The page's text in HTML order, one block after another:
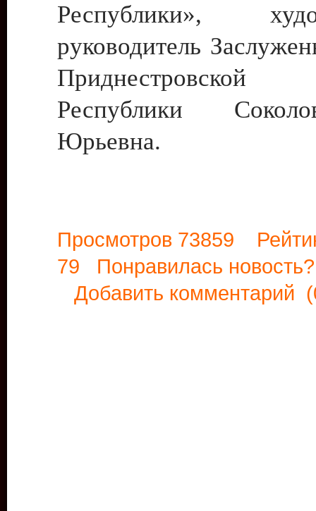
Республики»,
руководитель
Приднестровской
Республики
Юрьевна.
Просмотров 73859
79 Понравилась
Добавить комментарий